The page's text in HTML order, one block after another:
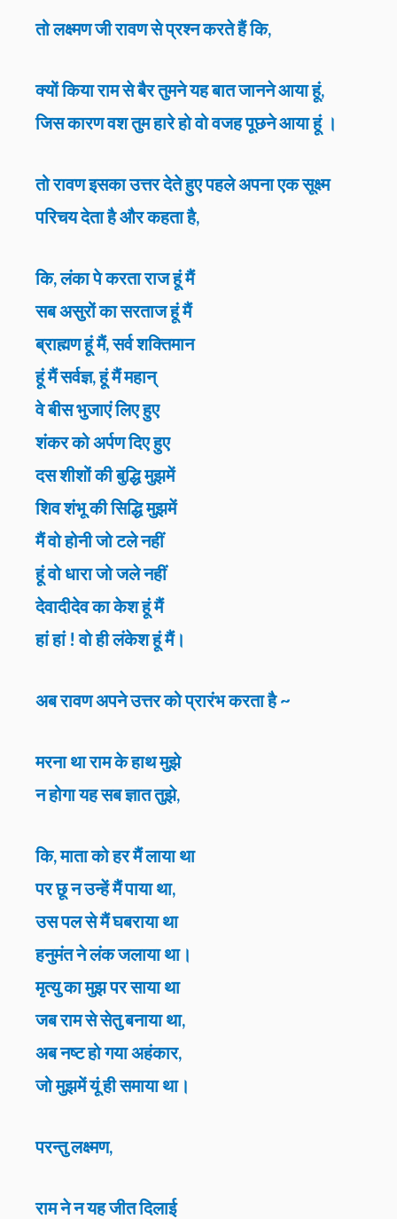
तो लक्ष्मण जी रावण से प्रश्न करते हैं कि,
क्यों किया राम से बैर तुमने यह बात जानने आया हूं,
जिस कारण वश तुम हारे हो वो वजह पूछने आया हूं ।
तो रावण इसका उत्तर देते हुए पहले अपना एक सूक्ष्म
परिचय देता है और कहता है,
कि, लंका पे करता राज हूं मैं
सब असुरों का सरताज हूं मैं
ब्राह्मण हूं मैं, सर्व शक्तिमान
हूं मैं सर्वज्ञ, हूं मैं महान्
वे बीस भुजाएं लिए हुए
शंकर को अर्पण दिए हुए
दस शीशों की बुद्धि मुझमें
शिव शंभू की सिद्धि मुझमें
मैं वो होनी जो टले नहीं
हूं वो धारा जो जले नहीं
देवादीदेव का केश हूं मैं
हां हां ! वो ही लंकेश हूं मैं।
अब रावण अपने उत्तर को प्रारंभ करता है ~
मरना था राम के हाथ मुझे
न होगा यह सब ज्ञात तुझे,
कि, माता को हर मैं लाया था
पर छू न उन्हें मैं पाया था,
उस पल से मैं घबराया था
हनुमंत ने लंक जलाया था।
मृत्यु का मुझ पर साया था
जब राम से सेतु बनाया था,
अब नष्ट हो गया अहंकार,
जो मुझमें यूं ही समाया था।
परन्तु लक्ष्मण,
राम ने न यह जीत दिलाई